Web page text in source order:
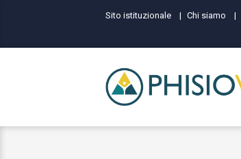
Sito istituzionale Chi siamo